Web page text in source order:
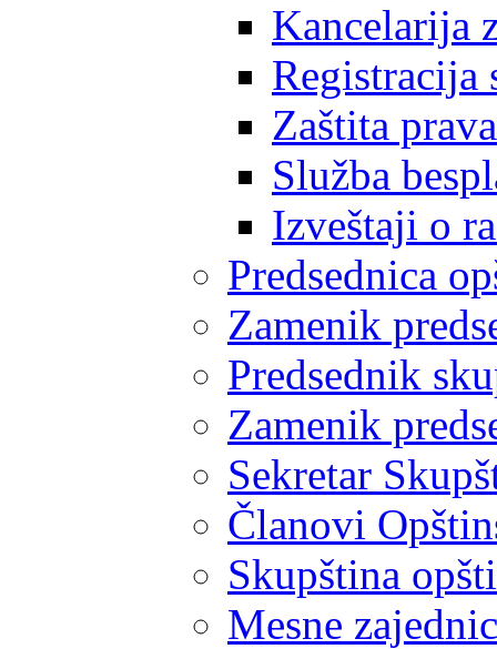
Kancelarija
Registracija
Zaštita
Služba
Izveštaji o
Predsednica
Zamenik
Predsednik
Zamenik
Sekretar
Članovi
Skupština
Mesne